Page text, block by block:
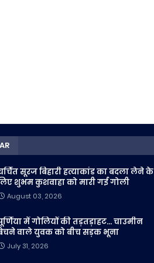
सूरज बिहारी हत्याकांड का बदला लेने के
शुभम कुशवाहा को मारी गई गोली
August 03, 2026
में गोलियों की तड़तड़ाहट... चाउमीन
वाले युवक को बीच सड़क भूना
July 31, 2026